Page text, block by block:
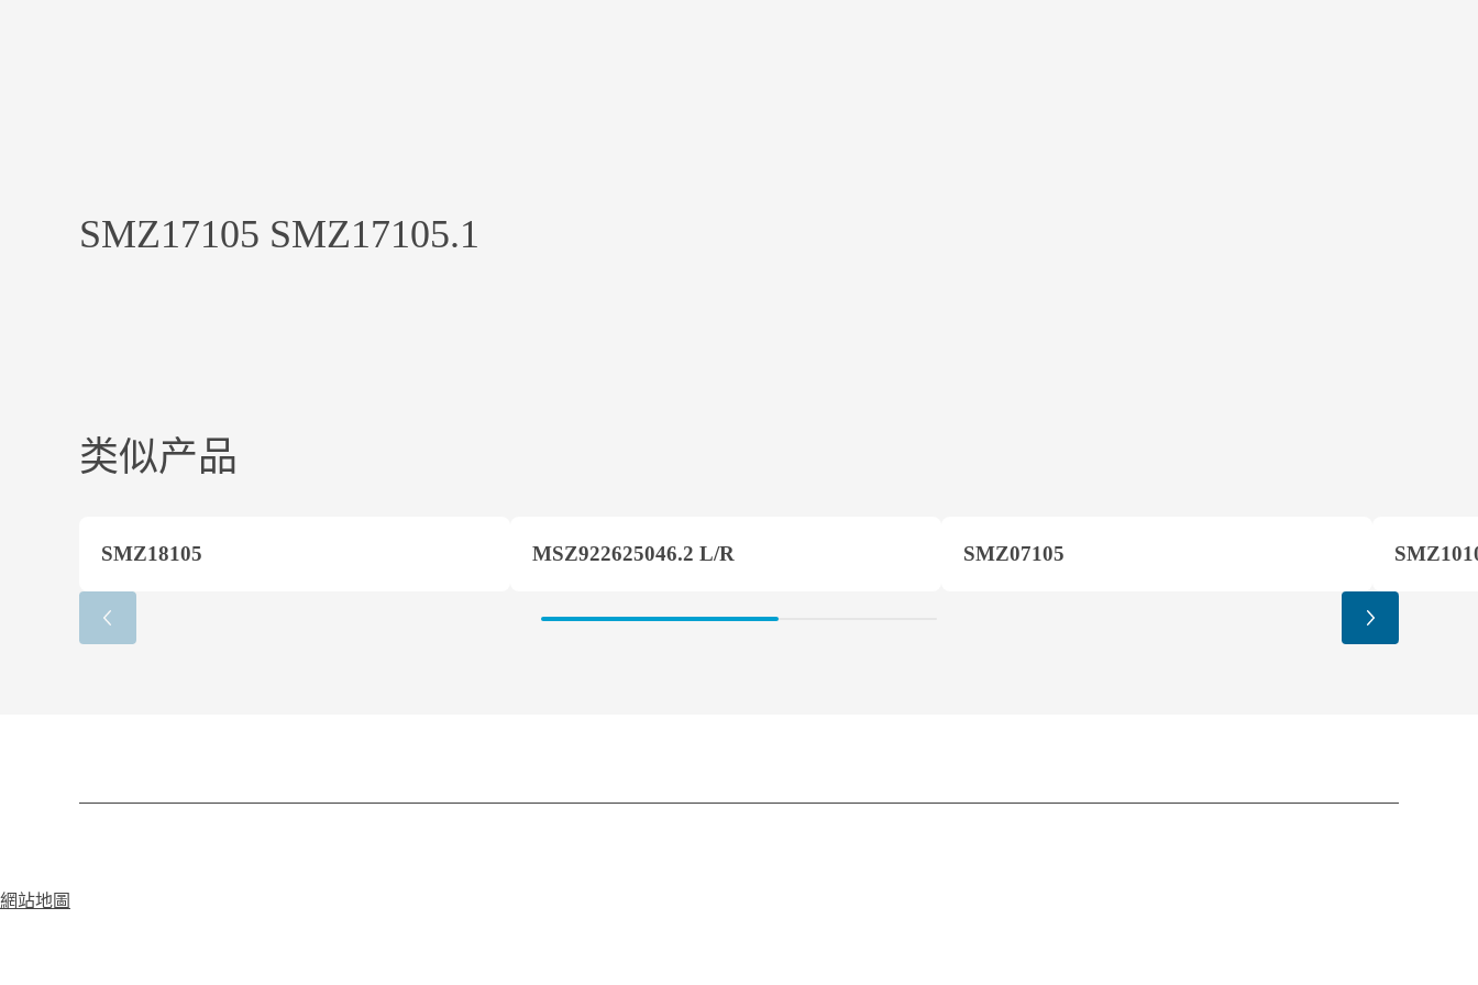
SMZ17105 SMZ17105.1
类似产品
SMZ18105 MSZ922625046.2 L/R SMZ07105
網站地圖